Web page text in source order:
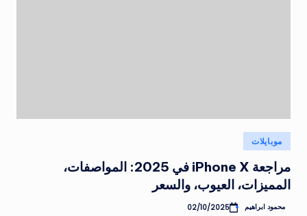
نُشر
في
موبايلات
مراجعة iPhone X في 2025: المواصفات،
المميزات، العيوب، والسعر
تمّ
محمود ابراهيم 02/10/2025